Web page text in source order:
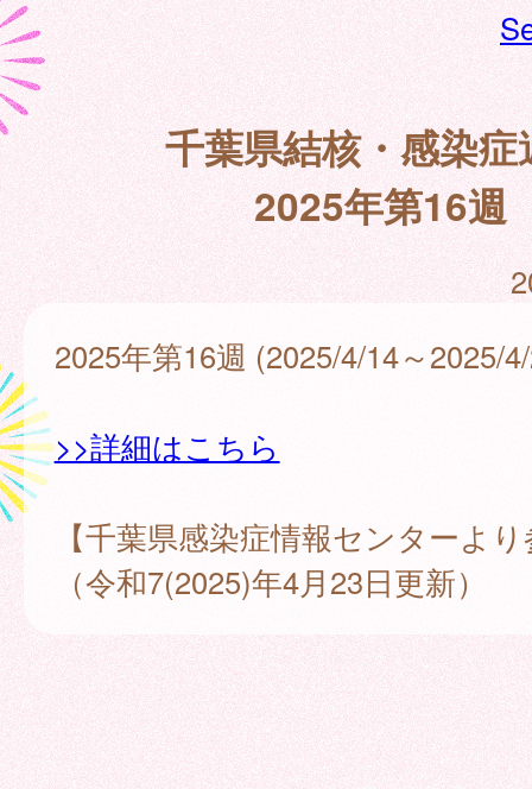
千葉県結核・感染症
2025年第16週
2025年第16週 (2025/4/14～2025/
>>詳細はこちら
【千葉県感染症情報センターよ
（令和7(2025)年4月23日更新）